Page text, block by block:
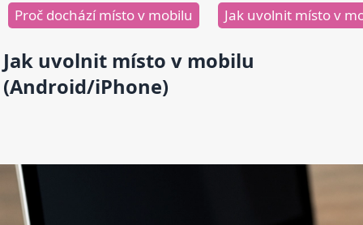
Proč dochází místo v mobilu Jak uvolnit místo v
Jak uvolnit místo v mobilu
(Android/iPhone)